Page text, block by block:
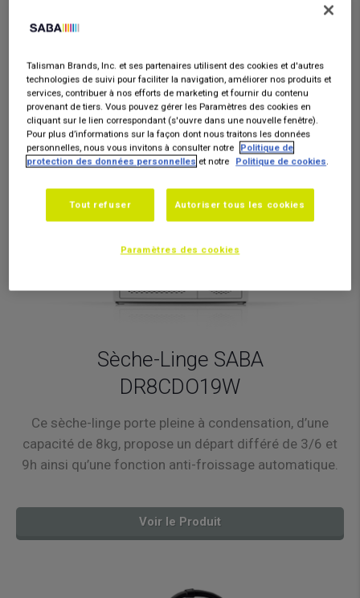
Sèche-Linge SABA
DR8CDO19W
Ce sèche-linge porte pleine à condensation, d’une
capacité de 8kg, propose un départ différé de 3/6 et
9h ainsi qu’une fonction anti-froissage automatique.
Voir le Produit
Talisman Brands, Inc. et ses partenaires utilisent des cookies et d'autres
technologies de suivi pour faciliter la navigation, améliorer nos produits et
services, contribuer à nos efforts de marketing et fournir du contenu
provenant de tiers. Vous pouvez gérer les Paramètres des cookies en
cliquant sur le lien correspondant (s'ouvre dans une nouvelle fenêtre).
Pour plus d’informations sur la façon dont nous traitons les données
personnelles, nous vous invitons à consulter notre
Politique de
protection des données personnelles et notre Politique de cookies.
Tout refuser Autoriser tous les cookies
Paramètres des cookies